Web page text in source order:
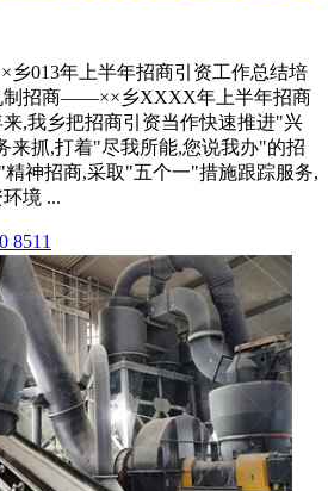
乡013年上半年招商引资工作总结培
制招商——××乡XXXX年上半年招商
,我乡把招商引资当作快速推进"兴
来抓,打着"尽我所能,您说我办"的招
神招商,采取"五个一"措施跟踪服务,
境 ...
8511